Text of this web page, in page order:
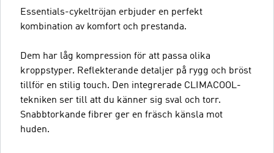
Essentials-cykeltröjan erbjuder en perfekt
kombination av komfort och prestanda.
Dem har låg kompression för att passa olika
kroppstyper. Reflekterande detaljer på rygg och bröst
tillför en stilig touch. Den integrerade CLIMACOOL-
tekniken ser till att du känner sig sval och torr.
Snabbtorkande fibrer ger en fräsch känsla mot
huden.